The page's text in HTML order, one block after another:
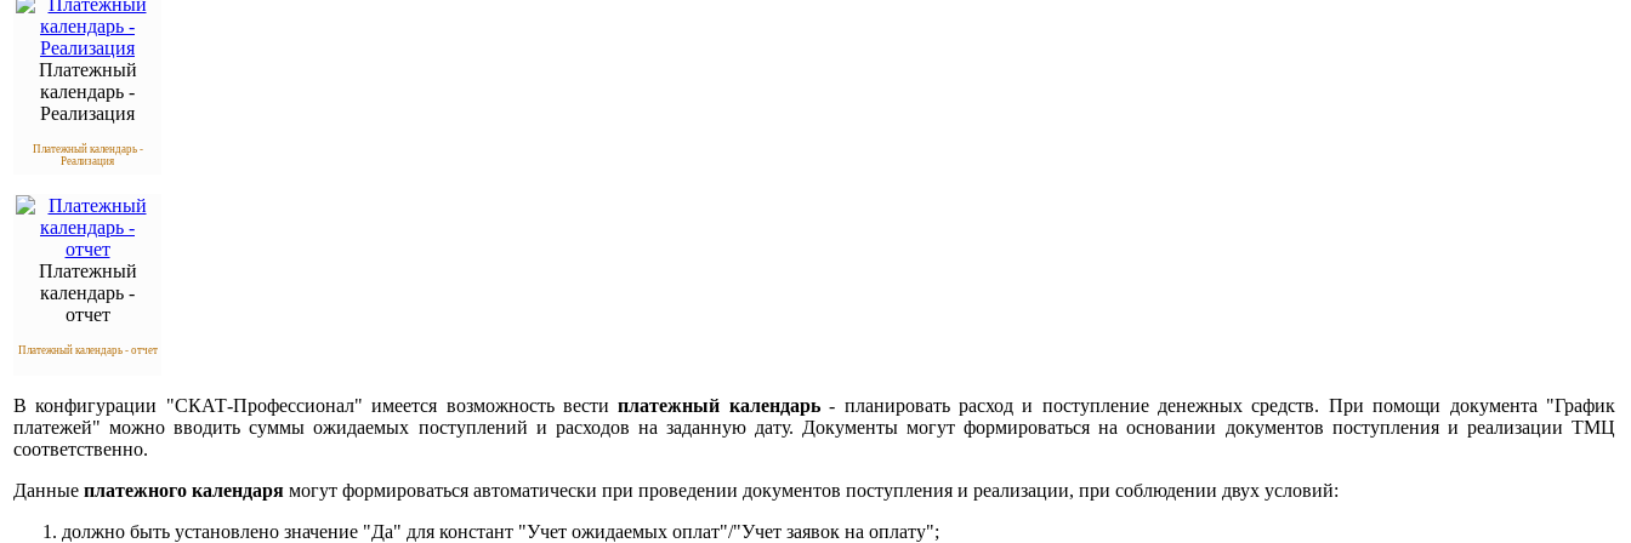
Платежный
календарь -
Реализация
Платежный календарь -
Реализация
Платежный
календарь -
отчет
Платежный календарь - отчет
В конфигурации "СКАТ-Профессионал" имеется возможность вестиплатежный календарь- планировать расход и поступление денежных средств. При помощи документа "График
платежей" можно вводить суммы ожидаемых поступлений и расходов на заданную дату. Документы могут формироваться на основании документов поступления и реализации ТМЦ
соответственно.
Данные платежного календаря могут формироваться автоматически при проведении документов поступления и реализации, при соблюдении двух условий:
должно быть установлено значение "Да" для констант "Учет ожидаемых оплат"/"Учет заявок на оплату";